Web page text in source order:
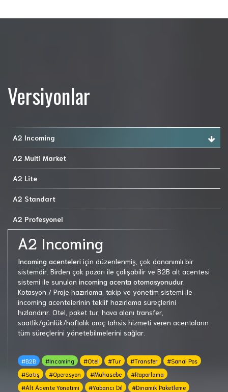
Versiyonlar
A2 Incoming
A2 Multi Market
A2 Lite
A2 Standart
A2 Profesyonel
A2 Incoming
Incoming acenteleri için düzenlenmiş, çok donanımlı bir
sistemdir. Birden çok pazarı ile çalışabilir ve B2B alt acentesi
sistemi ile sunulan incoming acenta otomasyonudur.
Kotasyon / Proje hazırlama, takip ve yönetim sistemi ile
incoming acentelerinin teklif hazırlama süreçlerini
hızlandırır. Otel, paket tur, hava alanı transfer,
saatlik/günlük/haftalık araç tahsis hizmeti veren acentaların
tüm süreçlerini yönetebilmelerini sağlar.
#B2B #Incoming #Otel #Tur #Transfer
#Sanal Pos
#Satış
#Operasyon #Muhasebe
#Raporlama
#Alt Acente Yönetimi
#Yabancı Dil #Dinamik Paketleme